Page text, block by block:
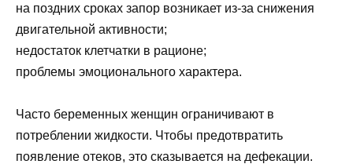
на поздних сроках запор возникает из-за снижения
двигательной активности;
недостаток клетчатки в рационе;
проблемы эмоционального характера.
Часто беременных женщин ограничивают в
потреблении жидкости. Чтобы предотвратить
появление отеков, это сказывается на дефекации.